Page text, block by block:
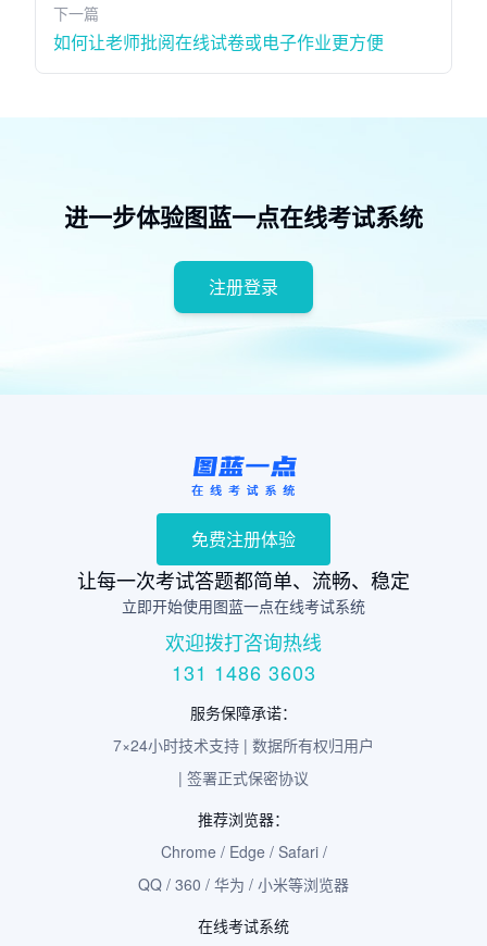
下一篇
如何让老师批阅在线试卷或电子作业更方便
进一步体验图蓝一点在线考试系统
注册登录
免费注册体验
让每一次考试答题都简单、流畅、稳定
立即开始使用图蓝一点在线考试系统
欢迎拨打咨询热线
131 1486 3603
服务保障承诺：
7×24小时技术支持 | 数据所有权归用户
| 签署正式保密协议
推荐浏览器：
Chrome / Edge / Safari /
QQ / 360 / 华为 / 小米等浏览器
在线考试系统